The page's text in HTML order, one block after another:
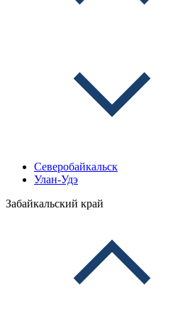
Северобайкальск
Улан-Удэ
Забайкальский край